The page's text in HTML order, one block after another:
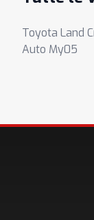
Toyota Land
Auto My05